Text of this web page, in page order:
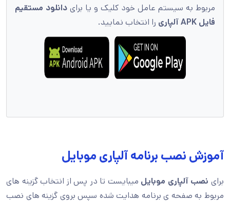
مربوط به سیستم عامل خود کلیک و یا برای دانلود مستقیم
فایل APK آلپاری
را انتخاب نمایید.
آموزش نصب برنامه آلپاری موبایل
برای نصب آلپاری موبایل میبایست تا در پس از انتخاب گزینه های
مربوط به صفحه ی برنامه هدایت شده سپس بروی گزینه های نصب